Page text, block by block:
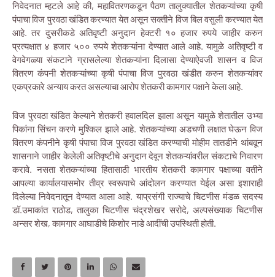
निवेदनात म्हटले आहे की, महावितरणकडून पैठण तालुक्यातील शेतकऱ्यांच्या कृषी
पंपाचा विज पुरवठा खंडित करण्यात येत असून सक्तीने विज बिल वसुली करण्यात येत
आहे. तर दुसरीकडे अतिवृष्टी अनुदान हेक्टरी १० हजार रुपये जाहीर करुन
प्रत्यक्षात ४ हजार ५०० रुपये शेतकऱ्यांना देण्यात आले आहे. यामुळे अतिवृष्टी व
वेगवेगळ्या संकटाने ग्रासलेल्या शेतकऱ्यांना दिलासा देण्याऐवजी शासन व विज
वितरण कंपनी शेतकऱ्यांच्या कृषी पंपाचा विज पुरवठा खंडीत करुन शेतकऱ्यांवर
एकप्रकारे अन्याय करत असल्याचा आरोप शेतकरी कामगार पक्षाने केला आहे.
विज पुरवठा खंडित केल्याने शेतकरी हवालदिल झाला असून यामुळे शेतातील उभ्या
पिकांना सिंचन करणे मुश्किल झाले आहे. शेतकऱ्यांच्या अडचणी लक्षात घेऊन विज
वितरण कंपनीने कृषी पंपाचा विज पुरवठा खंडित करण्याची मोहीम तातडीने थांबवून
शासनाने जाहीर केलेली अतिवृष्टीचे अनुदान देवून शेतकऱ्यांवरील संकटाचे निवारण
करावे. नसता शेतकऱ्यांच्या हितासाठी भारतीय शेतकरी कामगार पक्षाच्या वतीने
आपल्या कार्यालयासमोर तीव्र स्वरूपाचे आंदोलन करण्यात येईल असा इशाराही
दिलेल्या निवेदनातून देण्यात आला आहे. याप्रसंगी राज्याचे चिटणीस मंडळ सदस्य
डॉ.उमाकांत राठोड, तालुका चिटणीस चंद्रशेखर सरोदे, अल्पसंख्याक चिटणीस
अन्सर शेख, कामगार आघाडीचे किशोर नाडे आदींची उपस्थिती होती.